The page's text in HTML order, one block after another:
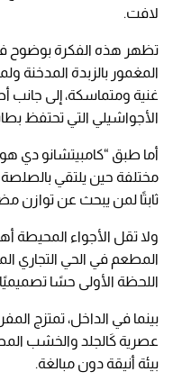
لافت.
تظهر هذه الفكرة بوضوح
المغمور بالزبدة المدخنة
غنية ومتماسكة، إلى جانب
الأجواشيلي التي تحتفظ
أما طبق “كامبيتشانو
مختلفة حين يلتقي بالصلصة
ثابتًا لمن يبحث عن توازن
ولا تقل الأجواء المحيطة
المطعم في الحي التجاري
اللحظة الأولى حسًا
بينما في الداخل، تمتزج
عصرية كَالجلد والخشب
بيئة أنيقة دون مبالغة.